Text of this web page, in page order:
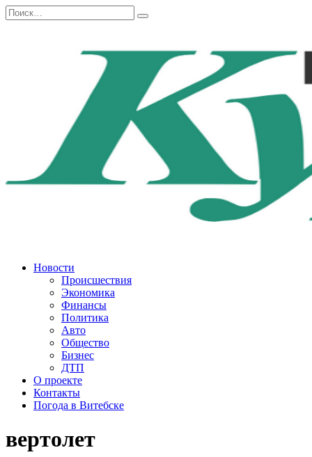
Перейти
к
Search
for:
Новости
Происшествия
Экономика
Финансы
Политика
Авто
Общество
Бизнес
ДТП
О проекте
Контакты
Погода в Витебске
вертолет